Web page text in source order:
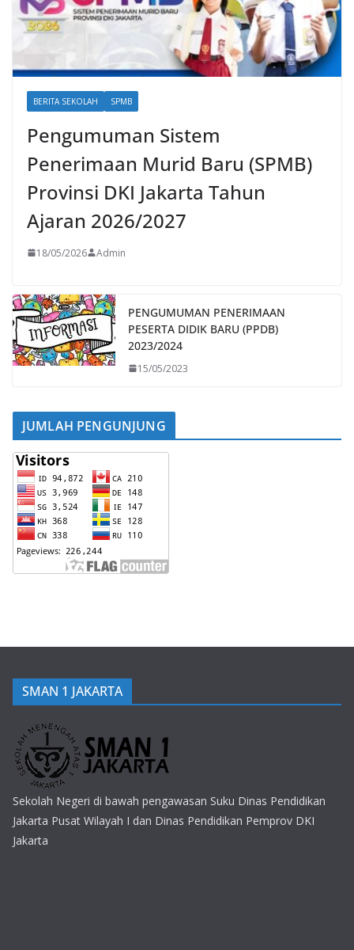
BERITA SEKOLAH SPMB
Pengumuman Sistem
Penerimaan Murid Baru (SPMB)
Provinsi DKI Jakarta Tahun
Ajaran 2026/2027
18/05/2026 Admin
PENGUMUMAN PENERIMAAN
PESERTA DIDIK BARU (PPDB)
2023/2024
15/05/2023
JUMLAH PENGUNJUNG
SMAN 1 JAKARTA
Sekolah Negeri di bawah pengawasan Suku Dinas Pendidikan
Jakarta Pusat Wilayah I dan Dinas Pendidikan Pemprov DKI
Jakarta